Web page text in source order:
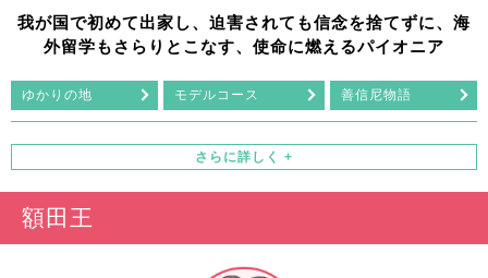
我が国で初めて出家し、迫害されても信念を捨てずに、海
外留学もさらりとこなす、使命に燃えるパイオニア
ゆかりの地 モデルコース 善信尼物語
額田王